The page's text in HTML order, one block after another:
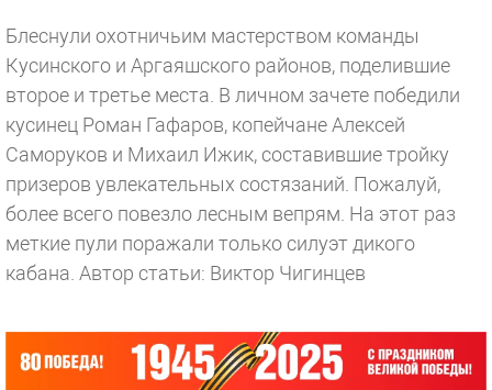
Блеснули охотничьим мастерством команды
Кусинского и Аргаяшского районов, поделившие
второе и третье места. В личном зачете победили
кусинец Роман Гафаров, копейчане Алексей
Саморуков и Михаил Ижик, составившие тройку
призеров увлекательных состязаний. Пожалуй,
более всего повезло лесным вепрям. На этот раз
меткие пули поражали только силуэт дикого
кабана. Автор статьи: Виктор Чигинцев